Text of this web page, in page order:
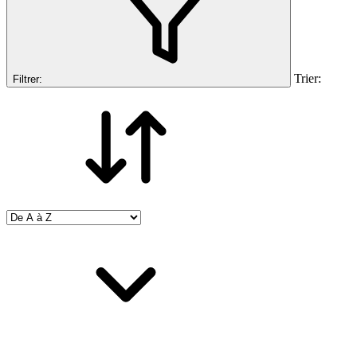
Filtrer: Trier: